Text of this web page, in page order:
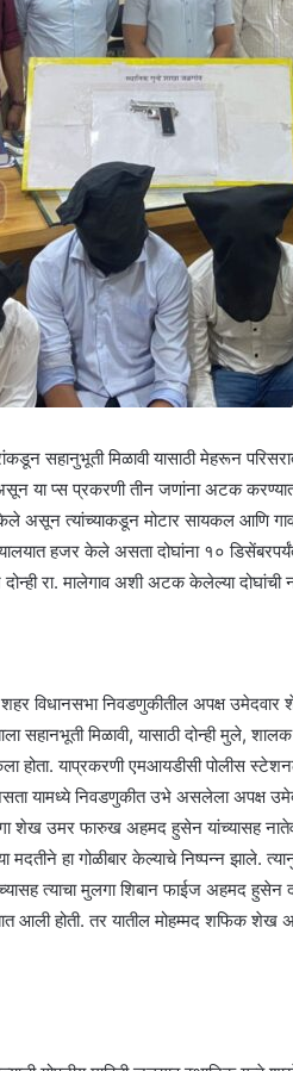
सहानुभूती मिळावी यासाठी मेहरून
या प्स प्रकरणी तीन जणांना अटक
त्यांच्याकडून मोटार सायकल आणि
हजर केले असता दोघांना १०
रा. मालेगाव अशी अटक केलेल्या दोघांची
शहर विधानसभा निवडणुकीतील अपक्ष
सहानभूती मिळावी, यासाठी दोन्ही मुले,
होता. याप्रकरणी एमआयडीसी पोलीस
यामध्ये निवडणुकीत उभे असलेला अपक्ष
शेख उमर फारुख अहमद हुसेन यांच्यासह
मदतीने हा गोळीबार केल्याचे निष्पन्न झाले.
त्याचा मुलगा शिबान फाईज अहमद हुसेन
आली होती. तर यातील मोहम्मद शफिक